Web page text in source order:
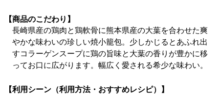
【商品のこだわり】
長崎県産の鶏肉と鶏軟骨に熊本県産の大葉を合わせた爽
やかな味わいの珍しい焼小籠包。少しかじるとあふれ出
すコラーゲンスープに鶏の旨味と大葉の香りが豊かに移
ってお口に広がります。幅広く愛される希少な味わい。
【利用シーン（利用方法・おすすめレシピ）】